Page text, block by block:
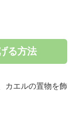
る方法
カエルの置物を飾